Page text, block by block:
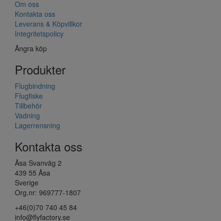
Om oss
Kontakta oss
Leverans & Köpvillkor
Integritetspolicy
Ångra köp
Produkter
Flugbindning
Flugfiske
Tillbehör
Vadning
Lagerrensning
Kontakta oss
Åsa Svanväg 2
439 55 Åsa
Sverige
Org.nr: 969777-1807
+46(0)70 740 45 84
info@flyfactory.se